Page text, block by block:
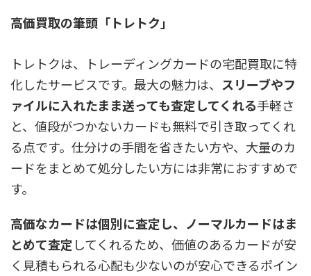
高価買取の筆頭「トレトク」
トレトクは、トレーディングカードの宅配買取に特
化したサービスです。最大の魅力は、 スリーブやフ
ァイルに入れたまま送っても査定してくれる手軽さ
と、値段がつかないカードも無料で引き取ってくれ
る点です。仕分けの手間を省きたい方や、大量のカ
ードをまとめて処分したい方には非常におすすめで
す。
高価なカードは個別に査定し、ノーマルカードはま
とめて査定してくれるため、価値のあるカードが安
く見積もられる心配も少ないのが安心できるポイン